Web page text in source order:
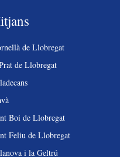
de Llobregat
de Llobregat
Boi de Llobregat
Feliu de Llobregat
i la Geltrú